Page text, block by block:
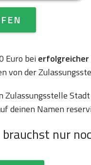
Euro beierfolgreicher
von der
Zulassungsstelle
deinen Namen
nur